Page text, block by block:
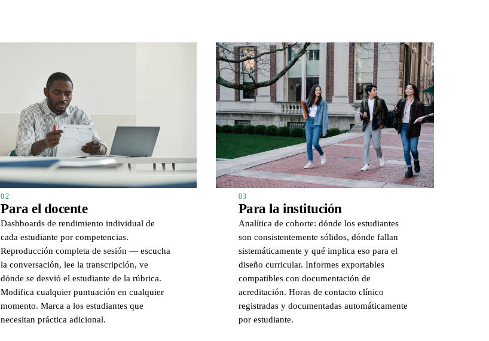
02
Para el docente
Dashboards de rendimiento individual de
cada estudiante por competencias.
Reproducción completa de sesión — escucha
la conversación, lee la transcripción, ve
dónde se desvió el estudiante de la rúbrica.
Modifica cualquier puntuación en cualquier
momento. Marca a los estudiantes que
necesitan práctica adicional.
03
Para la institución
Analítica de cohorte: dónde los estudiantes
son consistentemente sólidos, dónde fallan
sistemáticamente y qué implica eso para el
diseño curricular. Informes exportables
compatibles con documentación de
acreditación. Horas de contacto clínico
registradas y documentadas automáticamente
por estudiante.